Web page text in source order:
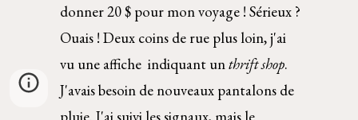
donner 20 $ pour mon voyage ! Sérieux ?
Ouais ! Deux coins de rue plus loin, j'ai
vu une affiche  indiquant un thrift shop.
J'avais besoin de nouveaux pantalons de